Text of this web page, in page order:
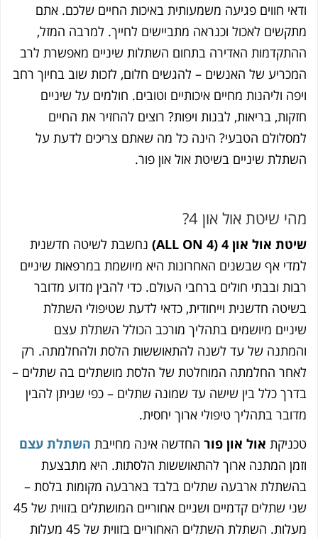
ודאי חווים פגיעה משמעותית באיכות החיים שלכם. אתם
מתקשים לאכול וכנראה מתביישים לחייך. למרבה המזל,
ההתקדמות האדירה בתחום השתלות שיניים מאפשרת לרב
המכריע של האנשים – להגשים חלום, לזכות שוב בחיוך רחב
ויפה וליהנות מחיים איכותיים וטובים. חולמים על שיניים
חזקות, בריאות, לבנות ויפות? רוצים להחזיר את החיים
למסלולם הטבעי? הינה כל מה שאתם צריכים לדעת על
השתלת שיניים בשיטת אול און פור.
מהי שיטת אול און 4?
שיטת אול און 4 (ALL ON 4)
נחשבת לשיטה חדשנית
למדי אף שבשנים האחרונות היא מיושמת במרפאות שיניים
רבות ובבתי חולים ברחבי העולם. כדי להבין מדוע מדובר
בשיטה חדשנית וייחודית, כדאי לדעת שטיפולי השתלת
שיניים מיושמים בתהליך מורכב הכולל השתלת עצם
והמתנה של עד לשנה להתאוששות הלסת ולהחלמתה. רק
לאחר החלמתה המוחלטת של הלסת מושתלים בה שתלים –
בדרך כלל בין שישה עד שמונה שתלים – כפי שניתן להבין
מדובר בתהליך טיפולי ארוך יחסית.
טכניקת אול און פור החדשה אינה מחייבת השתלת עצם
וזמן המתנה ארוך להתאוששות הלסתות. היא מתבצעת
בהשתלת ארבעה שתלים בלבד בארבעה מקומות בלסת –
שני שתלים קדמיים ושניים אחוריים המושתלים בזווית של 45
מעלות.
השתלת השתלים האחוריים בזווית של 45 מעלות